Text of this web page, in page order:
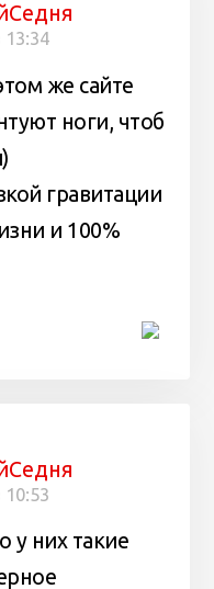
13:34
же сайте
ноги, чтоб
гравитации
и 100%
10:53
у них такие